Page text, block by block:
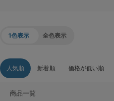
1色表示 全色表示
人気順 新着順 価格が低い順
商品一覧